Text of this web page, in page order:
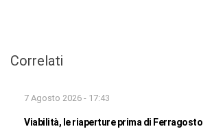
Correlati
7 Agosto 2026 - 17:43
Viabilità, le riaperture prima di Ferragosto